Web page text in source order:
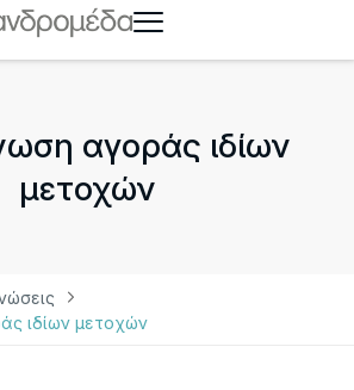
αγοράς ιδίων
μετοχών
ιδίων μετοχών